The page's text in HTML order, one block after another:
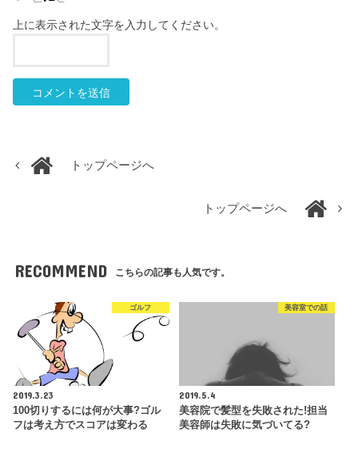
上に表示された文字を入力してください。
トップページへ
トップページへ
RECOMMEND こちらの記事も人気です。
ゴルフ
2019.3.23
100切りするには何が大事?ゴル
フは考え方でスコアは変わる
美容室での話
2019.5.4
美容院で髪型を失敗された!担当
美容師は失敗に気づいてる?